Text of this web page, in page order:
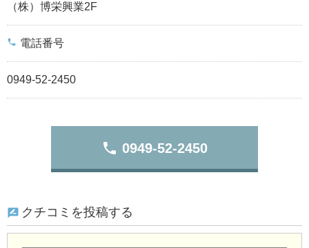
（株）博栄興業2F
phone 電話番号
0949-52-2450
phone 0949-52-2450
クチコミを投稿する